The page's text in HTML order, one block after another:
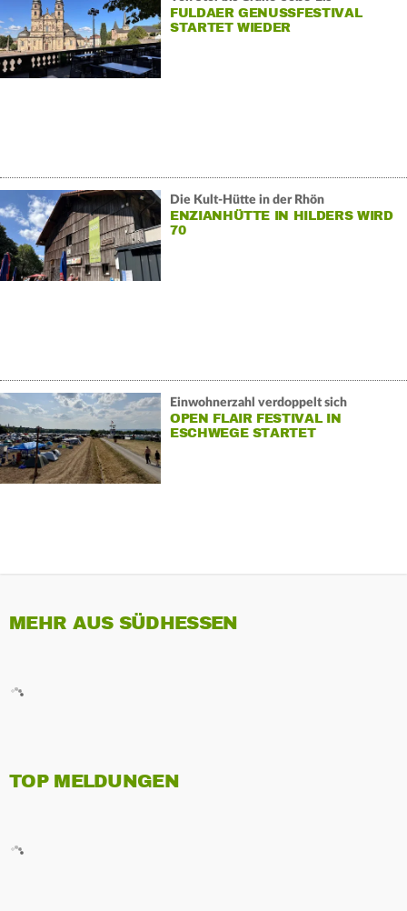
FULDAER GENUSSFESTIVAL
STARTET WIEDER
Die Kult-Hütte in der Rhön
ENZIANHÜTTE IN HILDERS WIRD
70
Einwohnerzahl verdoppelt sich
OPEN FLAIR FESTIVAL IN
ESCHWEGE STARTET
MEHR AUS SÜDHESSEN
TOP MELDUNGEN